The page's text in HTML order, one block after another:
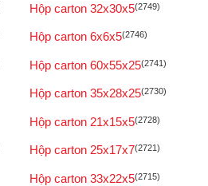
Hộp carton 32x30x5(2749)
Hộp carton 6x6x5(2746)
Hộp carton 60x55x25(2741)
Hộp carton 35x28x25(2730)
Hộp carton 21x15x5(2728)
Hộp carton 25x17x7(2721)
Hộp carton 33x22x5(2715)